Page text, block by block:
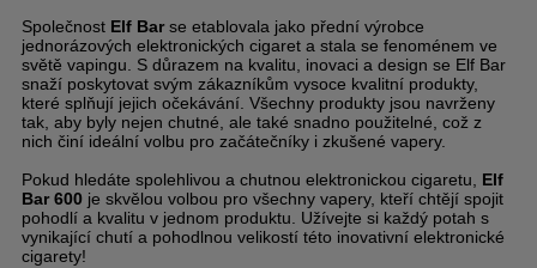
Společnost Elf Barse etablovala jako přední výrobce
jednorázových elektronických cigaret a stala se fenoménem ve
světě vapingu. S důrazem na kvalitu, inovaci a design se Elf Bar
snaží poskytovat svým zákazníkům vysoce kvalitní produkty,
které splňují jejich očekávání. Všechny produkty jsou navrženy
tak, aby byly nejen chutné, ale také snadno použitelné, což z
nich činí ideální volbu pro začátečníky i zkušené vapery.
Pokud hledáte spolehlivou a chutnou elektronickou cigaretu, Elf
Bar 600 je skvělou volbou pro všechny vapery, kteří chtějí spojit
pohodlí a kvalitu v jednom produktu. Užívejte si každý potah s
vynikající chutí a pohodlnou velikostí této inovativní elektronické
cigarety!